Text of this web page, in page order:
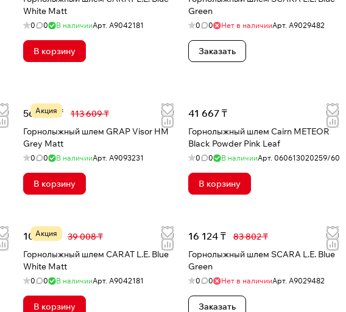
White Matt
0 0 В наличииАрт. A9042181
В корзину
Green
0 0 Нет в наличииАрт. A9029482
Заказать
Акция
56 984 ₸
113 609 ₸
Горнолыжный шлем GRAP Visor HM
Grey Matt
0 0 В наличииАрт. A9093231
В корзину
41 667 ₸
Горнолыжный шлем Cairn METEOR
Black Powder Pink Leaf
0 0 В наличииАрт. 060613020259/60
В корзину
Акция
10 747 ₸
39 008 ₸
Горнолыжный шлем CARAT L.E. Blue
White Matt
0 0 В наличииАрт. A9042181
В корзину
16 124 ₸
83 802 ₸
Горнолыжный шлем SCARA L.E. Blue
Green
0 0 Нет в наличииАрт. A9029482
Заказать